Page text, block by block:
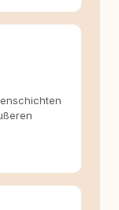
Ganze:
lassen sich
zum
Mit meinen